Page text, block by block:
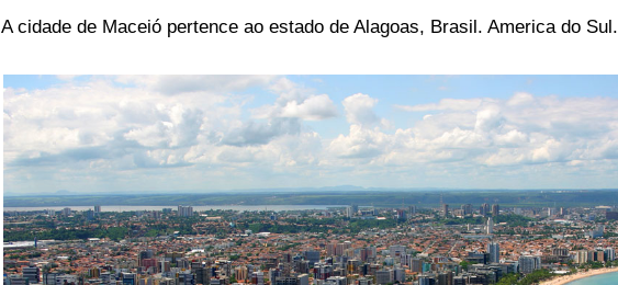
A cidade de Maceió pertence ao estado de Alagoas, Brasil. America do Sul.